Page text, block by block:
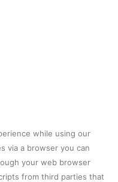
while using our
via a browser you can
your web browser
from third parties that